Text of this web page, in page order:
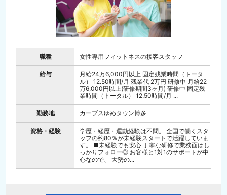
職種 女性専用フィットネスの接客スタッフ
給与
月給24万6,000円以上 固定残業時間（トータ
ル） 12.50時間/月 残業代 2万円 研修中 月給22
万6,000円以上(研修期間3ヶ月) 研修中 固定残
業時間（トータル） 12.50時間/月 ...
勤務地 カーブスゆめタウン博多
資格・経験
学歴・経歴・運動経験は不問。 全国で働くスタ
ッフの約80％が未経験スタートで活躍していま
す。 ■未経験でも安心 丁寧な研修で業務面はし
っかりフォロー◎ お客様と1対1のサポートが中
心なので、 大勢の...